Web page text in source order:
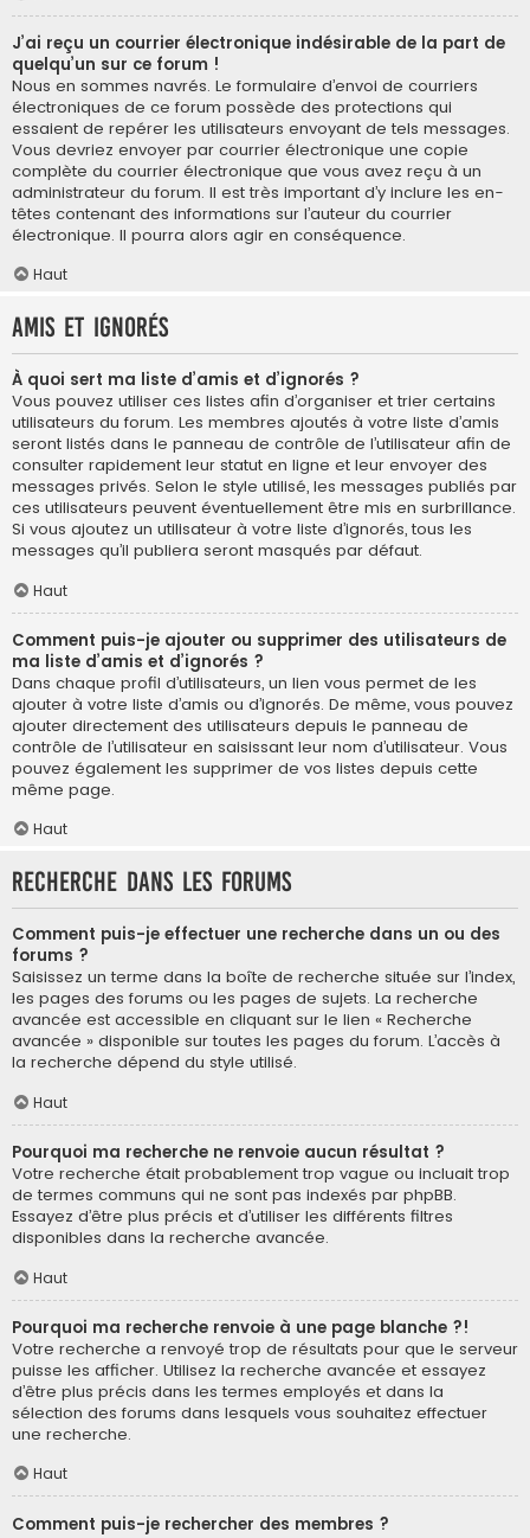
J’ai reçu un courrier électronique indésirable de la part de
quelqu’un sur ce forum !
Nous en sommes navrés. Le formulaire d’envoi de courriers
électroniques de ce forum possède des protections qui
essaient de repérer les utilisateurs envoyant de tels messages.
Vous devriez envoyer par courrier électronique une copie
complète du courrier électronique que vous avez reçu à un
administrateur du forum. Il est très important d’y inclure les en-
têtes contenant des informations sur l’auteur du courrier
électronique. Il pourra alors agir en conséquence.
Haut
Amis et ignorés
À quoi sert ma liste d’amis et d’ignorés ?
Vous pouvez utiliser ces listes afin d’organiser et trier certains
utilisateurs du forum. Les membres ajoutés à votre liste d’amis
seront listés dans le panneau de contrôle de l’utilisateur afin de
consulter rapidement leur statut en ligne et leur envoyer des
messages privés. Selon le style utilisé, les messages publiés par
ces utilisateurs peuvent éventuellement être mis en surbrillance.
Si vous ajoutez un utilisateur à votre liste d’ignorés, tous les
messages qu’il publiera seront masqués par défaut.
Haut
Comment puis-je ajouter ou supprimer des utilisateurs de
ma liste d’amis et d’ignorés ?
Dans chaque profil d’utilisateurs, un lien vous permet de les
ajouter à votre liste d’amis ou d’ignorés. De même, vous pouvez
ajouter directement des utilisateurs depuis le panneau de
contrôle de l’utilisateur en saisissant leur nom d’utilisateur. Vous
pouvez également les supprimer de vos listes depuis cette
même page.
Haut
Recherche dans les forums
Comment puis-je effectuer une recherche dans un ou des
forums ?
Saisissez un terme dans la boîte de recherche située sur l’index,
les pages des forums ou les pages de sujets. La recherche
avancée est accessible en cliquant sur le lien « Recherche
avancée » disponible sur toutes les pages du forum. L’accès à
la recherche dépend du style utilisé.
Haut
Pourquoi ma recherche ne renvoie aucun résultat ?
Votre recherche était probablement trop vague ou incluait trop
de termes communs qui ne sont pas indexés par phpBB.
Essayez d’être plus précis et d’utiliser les différents filtres
disponibles dans la recherche avancée.
Haut
Pourquoi ma recherche renvoie à une page blanche ?!
Votre recherche a renvoyé trop de résultats pour que le serveur
puisse les afficher. Utilisez la recherche avancée et essayez
d’être plus précis dans les termes employés et dans la
sélection des forums dans lesquels vous souhaitez effectuer
une recherche.
Haut
Comment puis-je rechercher des membres ?